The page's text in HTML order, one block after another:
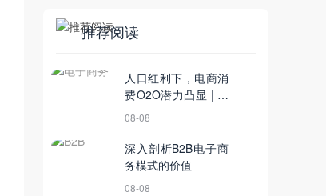
推荐阅读
人口红利下，电商消
费O2O潜力凸显 | 印
度创投周报
08-08
深入剖析B2B电子商
务模式的价值
08-08